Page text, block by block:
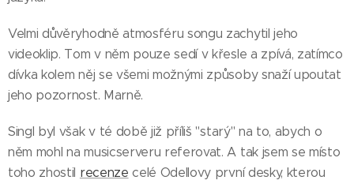
Velmi důvěryhodně atmosféru songu zachytil jeho
videoklip. Tom v něm pouze sedí v křesle a zpívá, zatímco
dívka kolem něj se všemi možnými způsoby snaží upoutat
jeho pozornost. Marně.
Singl byl však v té době již příliš "starý" na to, abych o
něm mohl na musicserveru referovat. A tak jsem se místo
toho zhostil recenze celé Odellovy první desky, kterou